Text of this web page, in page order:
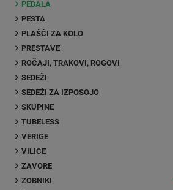
PEDALA
PESTA
PLAŠČI ZA KOLO
PRESTAVE
ROČAJI, TRAKOVI, ROGOVI
SEDEŽI
SEDEŽI ZA IZPOSOJO
SKUPINE
TUBELESS
VERIGE
VILICE
ZAVORE
ZOBNIKI